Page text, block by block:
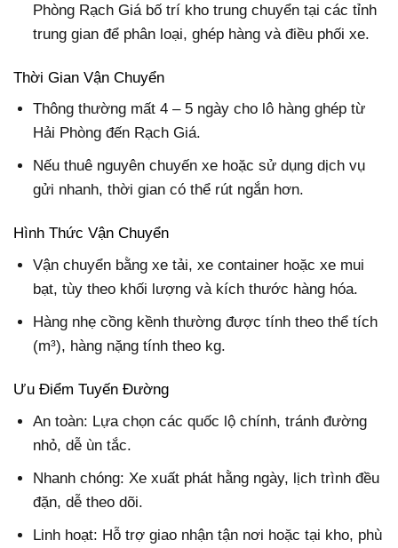
Phòng Rạch Giá bố trí kho trung chuyển tại các tỉnh
trung gian để phân loại, ghép hàng và điều phối xe.
Thời Gian Vận Chuyển
Thông thường mất 4 – 5 ngày cho lô hàng ghép từ
Hải Phòng đến Rạch Giá.
Nếu thuê nguyên chuyến xe hoặc sử dụng dịch vụ
gửi nhanh, thời gian có thể rút ngắn hơn.
Hình Thức Vận Chuyển
Vận chuyển bằng xe tải, xe container hoặc xe mui
bạt, tùy theo khối lượng và kích thước hàng hóa.
Hàng nhẹ cồng kềnh thường được tính theo thể tích
(m³), hàng nặng tính theo kg.
Ưu Điểm Tuyến Đường
An toàn: Lựa chọn các quốc lộ chính, tránh đường
nhỏ, dễ ùn tắc.
Nhanh chóng: Xe xuất phát hằng ngày, lịch trình đều
đặn, dễ theo dõi.
Linh hoạt: Hỗ trợ giao nhận tận nơi hoặc tại kho, phù